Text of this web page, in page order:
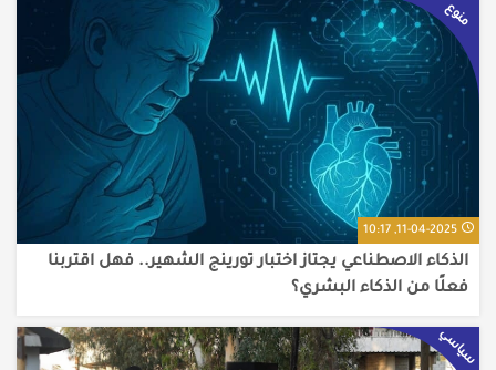
منوع
11-04-2025, 10:17
الذكاء الاصطناعي يجتاز اختبار تورينج الشهير.. فهل اقتربنا
فعلًا من الذكاء البشري؟
سياسي